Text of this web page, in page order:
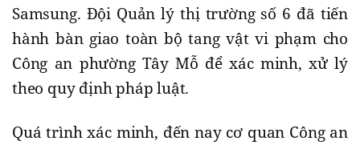
Samsung. Đội Quản lý thị trường số 6 đã tiến
hành bàn giao toàn bộ tang vật vi phạm cho
Công an phường Tây Mỗ để xác minh, xử lý
theo quy định pháp luật.
Quá trình xác minh, đến nay cơ quan Công an